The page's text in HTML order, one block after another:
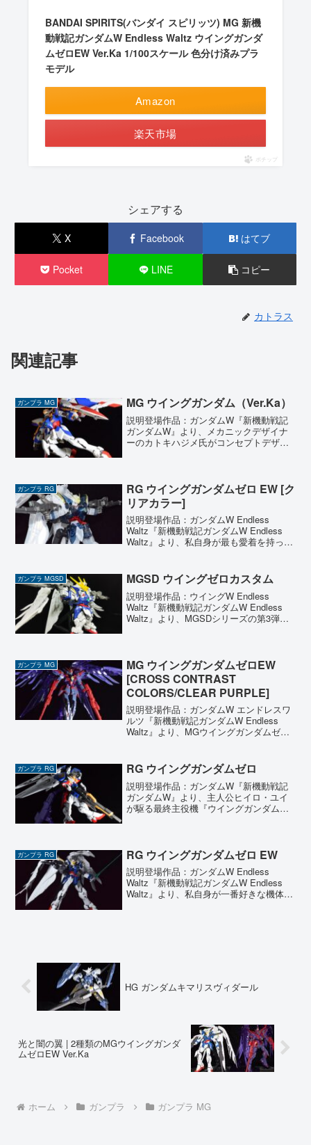
BANDAI SPIRITS(バンダイ スピリッツ) MG 新機
動戦記ガンダムW Endless Waltz ウイングガンダ
ムゼロEW Ver.Ka 1/100スケール 色分け済みプラ
モデル
Amazon
楽天市場
ポチップ
シェアする
X Facebook はてブ
Pocket LINE コピー
カトラス
関連記事
ガンプラ MG MG ウイングガンダム（Ver.Ka）
説明登場作品：ガンダムW『新機動戦記
ガンダムW』より、メカニックデザイナ
ーのカトキハジメ氏がコンセプトデザイ
より航空機に近い洗...
ガンプラ RG
RG ウイングガンダムゼロ EW [ク
リアカラー]
説明登場作品：ガンダムW Endless
Waltz『新機動戦記ガンダムW Endless
Waltz』より、私自身が最も愛着を持って
な天使の羽もクリア成形となったこ...
ガンプラ MGSD MGSD ウイングゼロカスタム
説明登場作品：ウイングW Endless
Waltz『新機動戦記ガンダムW Endless
Waltz』より、MGSDシリーズの第3弾と
ガンプラ MG
MG ウイングガンダムゼロEW
[CROSS CONTRAST
COLORS/CLEAR PURPLE]
説明登場作品：ガンダムW エンドレスワ
ルツ『新機動戦記ガンダムW Endless
Waltz』より、MGウイングガンダムゼロ
した。本来は純白の翼...
ガンプラ RG RG ウイングガンダムゼロ
説明登場作品：ガンダムW『新機動戦記
ガンダムW』より、主人公ヒイロ・ユイ
が駆る最終主役機『ウイングガンダムゼ
投入されています...
ガンプラ RG RG ウイングガンダムゼロ EW
説明登場作品：ガンダムW Endless
Waltz『新機動戦記ガンダムW Endless
Waltz』より、私自身が一番好きな機体で
HG ガンダムキマリスヴィダール
光と闇の翼 | 2種類のMGウイングガンダ
ムゼロEW Ver.Ka
ホーム ガンプラ ガンプラ MG